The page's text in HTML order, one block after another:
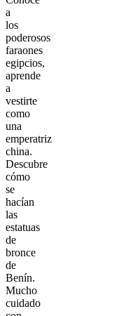
a
los
poderosos
faraones
egipcios,
aprende
a
vestirte
como
una
emperatriz
china.
Descubre
cómo
se
hacían
las
estatuas
de
bronce
de
Benín.
Mucho
cuidado